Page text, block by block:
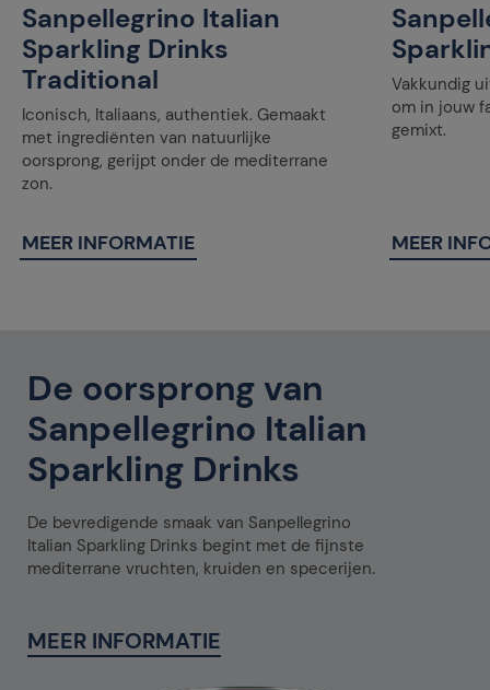
Sanpellegrino Italian
Sparkling Drinks
Traditional
Iconisch, Italiaans, authentiek. Gemaakt
met ingrediënten van natuurlijke
oorsprong, gerijpt onder de mediterrane
zon.
MEER INFORMATIE
Vakkundig
om in jouw
gemixt.
MEER
De oorsprong van
Sanpellegrino Italian
Sparkling Drinks
De bevredigende smaak van Sanpellegrino
Italian Sparkling Drinks begint met de fijnste
mediterrane vruchten, kruiden en specerijen.
MEER INFORMATIE